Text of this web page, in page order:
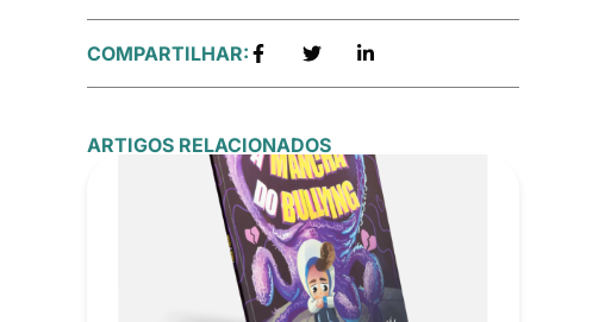
COMPARTILHAR:
ARTIGOS RELACIONADOS